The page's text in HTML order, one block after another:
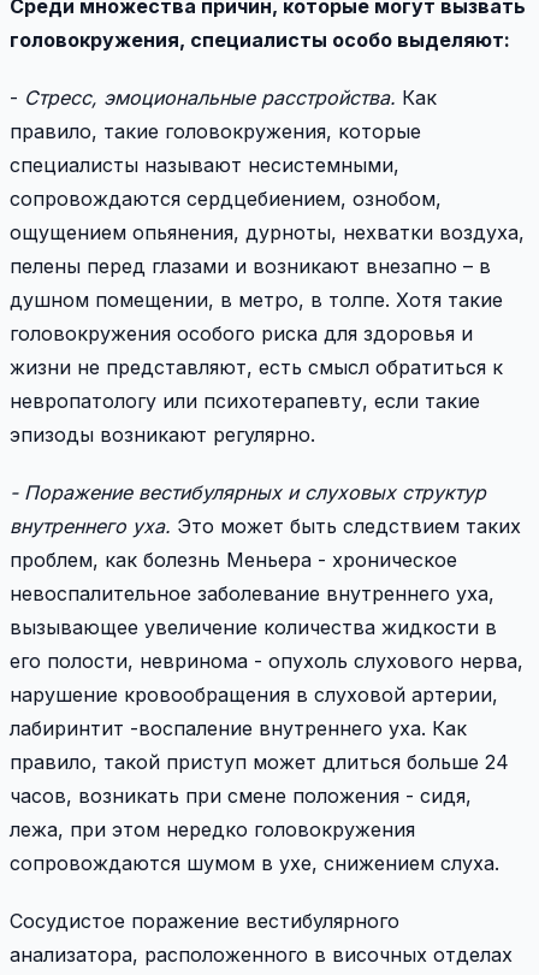
Среди множества причин, которые могут вызвать
головокружения, специалисты особо выделяют:
- Стресс, эмоциональные расстройства. Как
правило, такие головокружения, которые
специалисты называют несистемными,
сопровождаются сердцебиением, ознобом,
ощущением опьянения, дурноты, нехватки воздуха,
пелены перед глазами и возникают внезапно – в
душном помещении, в метро, в толпе. Хотя такие
головокружения особого риска для здоровья и
жизни не представляют, есть смысл обратиться к
невропатологу или психотерапевту, если такие
эпизоды возникают регулярно.
- Поражение вестибулярных и слуховых структур
внутреннего уха. Это может быть следствием таких
проблем, как болезнь Меньера - хроническое
невоспалительное заболевание внутреннего уха,
вызывающее увеличение количества жидкости в
его полости, невринома - опухоль слухового нерва,
нарушение кровообращения в слуховой артерии,
лабиринтит -воспаление внутреннего уха. Как
правило, такой приступ может длиться больше 24
часов, возникать при смене положения - сидя,
лежа, при этом нередко головокружения
сопровождаются шумом в ухе, снижением слуха.
Сосудистое поражение вестибулярного
анализатора, расположенного в височных отделах